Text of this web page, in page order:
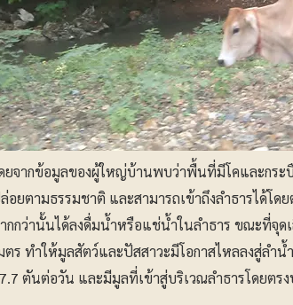
ยจากข้อมูลของผู้ใหญ่บ้านพบว่าพื้นที่มีโคและกระ
อยตามธรรมชาติ และสามารถเข้าถึงลำธารได้โ
กกว่านั้นได้ลงดื่มน้ำหรือแช่น้ำในลำธาร ขณะที่จุด
ตร ทำให้มูลสัตว์และปัสสาวะมีโอกาสไหลลงสู่ลำ
ตันต่อวัน และมีมูลที่เข้าสู่บริเวณลำธารโดยตร